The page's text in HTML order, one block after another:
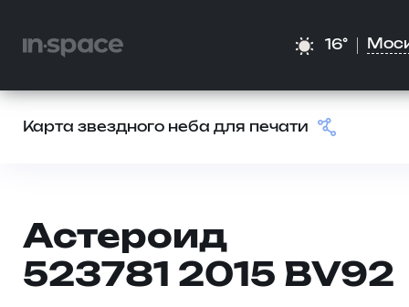
16°
Карта звездного неба для печати
Астероид
523781 2015 BV92